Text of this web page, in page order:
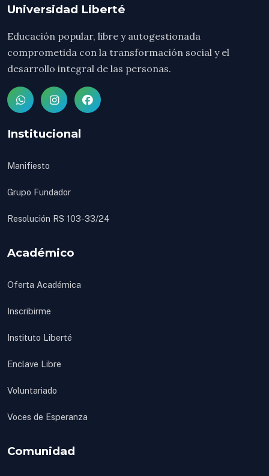
Universidad Liberté
Educación popular, libre y autogestionada
comprometida con la transformación social y el
desarrollo integral de las personas.
Institucional
Manifiesto
Grupo Fundador
Resolución RS 103-33/24
Académico
Oferta Académica
Inscribirme
Instituto Liberté
Enclave Libre
Voluntariado
Voces de Esperanza
Comunidad